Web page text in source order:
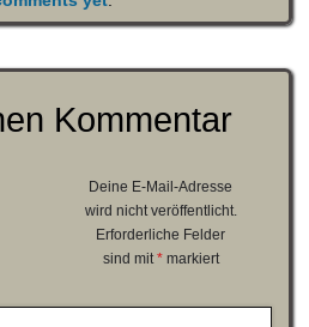
Kommentar
Deine E-Mail-Adresse
wird nicht veröffentlicht.
Erforderliche Felder
sind mit*markiert